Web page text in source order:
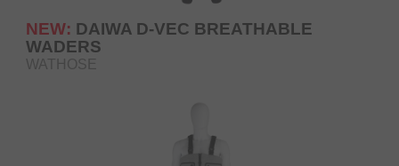
NEW: DAIWA D-VEC BREATHABLE
WADERS
WATHOSE